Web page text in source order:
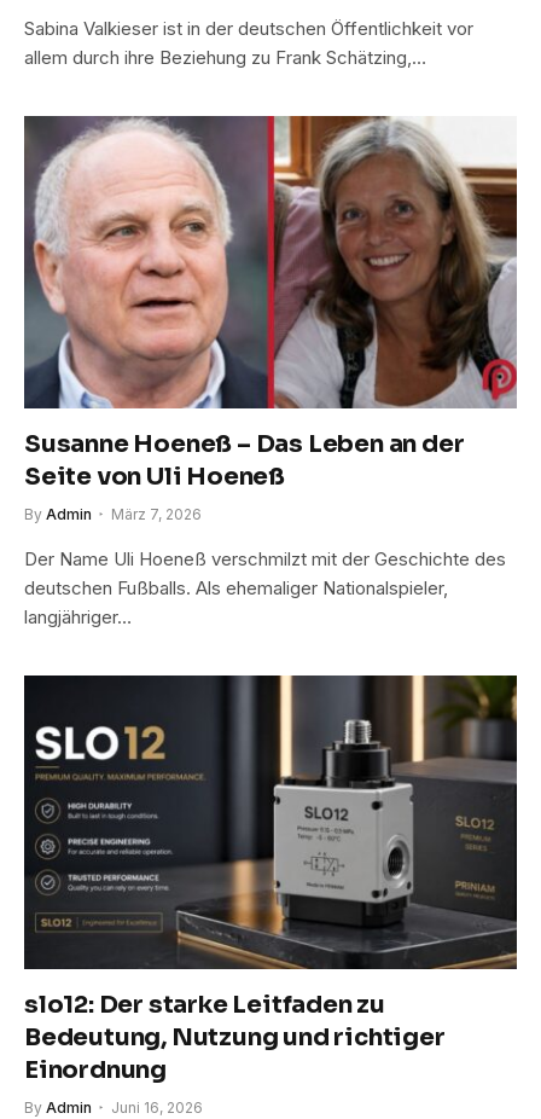
Sabina Valkieser ist in der deutschen Öffentlichkeit vor
allem durch ihre Beziehung zu Frank Schätzing,…
Susanne Hoeneß – Das Leben an der
Seite von Uli Hoeneß
By Admin März 7, 2026
Der Name Uli Hoeneß verschmilzt mit der Geschichte des
deutschen Fußballs. Als ehemaliger Nationalspieler,
langjähriger…
slo12: Der starke Leitfaden zu
Bedeutung, Nutzung und richtiger
Einordnung
By Admin Juni 16, 2026